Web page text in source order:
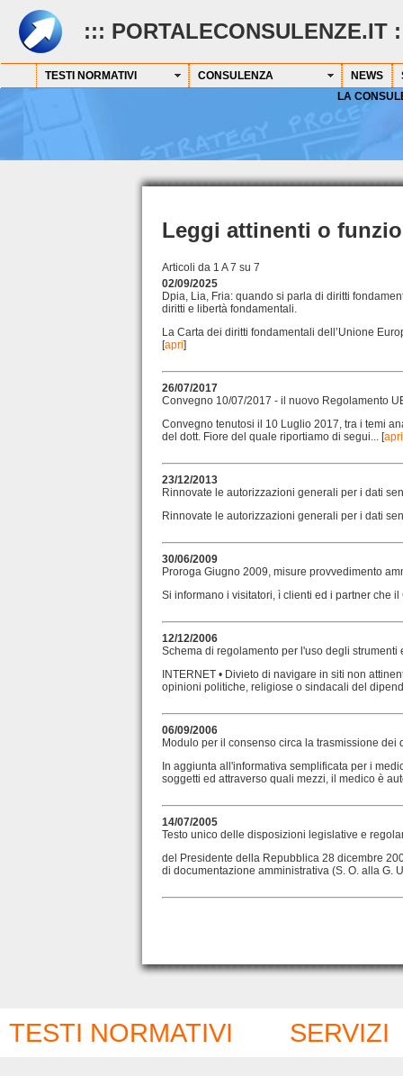
::: PORTALECONSULENZE.IT
TESTI NORMATIVI CONSULENZA NEWS
LA
Leggi attinenti o
Articoli da 1 A 7 su 7
02/09/2025
Dpia, Lia, Fria: quando si parla di diritti
diritti e libertà fondamentali.
La Carta dei diritti fondamentali dell’Unione
[apri]
26/07/2017
Convegno 10/07/2017 - il nuovo Regolamento
Convegno tenutosi il 10 Luglio 2017, tra i temi
del dott. Fiore del quale riportiamo di segui... [apri
23/12/2013
Rinnovate le autorizzazioni generali per i dati
Rinnovate le autorizzazioni generali per i dati
30/06/2009
Proroga Giugno 2009, misure provvedimento
Si informano i visitatori, ì clienti ed i partner che
12/12/2006
Schema di regolamento per l'uso degli strumenti
INTERNET • Divieto di navigare in siti non
opinioni politiche, religiose o sindacali del
06/09/2006
Modulo per il consenso circa la trasmissione
In aggiunta all'informativa semplificata per i
soggetti ed attraverso quali mezzi, il medico è
14/07/2005
Testo unico delle disposizioni legislative e
del Presidente della Repubblica 28 dicembre
di documentazione amministrativa (S. O. alla G.
TESTI NORMATIVI
SERVIZI